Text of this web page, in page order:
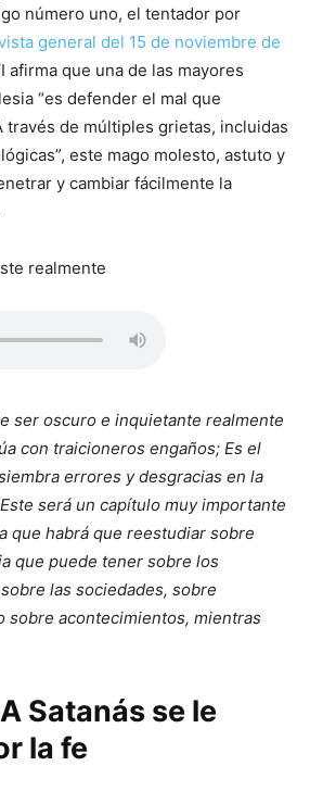
número uno, el tentador por
general del 15 de noviembre de
afirma que una de las mayores
“es defender el mal que
través de múltiples grietas, incluidas
este mago molesto, astuto y
y cambiar fácilmente la
realmente
ser oscuro e inquietante realmente
con traicioneros engaños; Es el
errores y desgracias en la
será un capítulo muy importante
que habrá que reestudiar sobre
que puede tener sobre los
las sociedades, sobre
sobre acontecimientos, mientras
Satanás se le
la fe